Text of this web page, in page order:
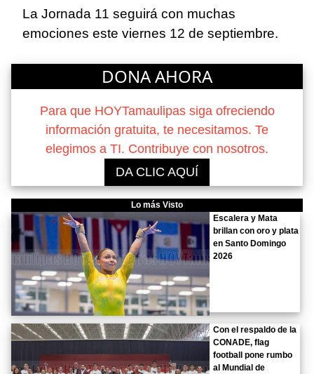
La Jornada 11 seguirá con muchas
emociones este viernes 12 de septiembre.
DONA AHORA
Para que HOYTamaulipas siga ofreciendo
información gratuita, te necesitamos. Te
elegimos a TI. Contribuye con nosotros.
DA CLIC AQUÍ
Lo más Visto
Escalera y Mata
brillan con oro y plata
en Santo Domingo
2026
Con el respaldo de la
CONADE, flag
football pone rumbo
al Mundial de